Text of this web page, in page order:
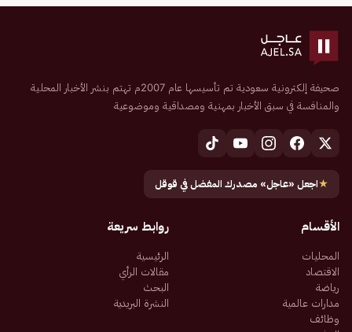
صحيفة إلكترونية سعودية تم تأسيسها عام 2007م تهتم بنشر الأخبار المحلية
والمنافسة في سبق الأخبار بمهنية ومصداقية وموضوعية
★اجعل «عاجل» مصدرك المفضل في قوقل
الأقسام
المحليات
الاقتصاد
رياضة
مدارات عالمية
وظائف
روابط سريعة
الرئيسية
مقالات الرأي
البحث
النشرة البريدية